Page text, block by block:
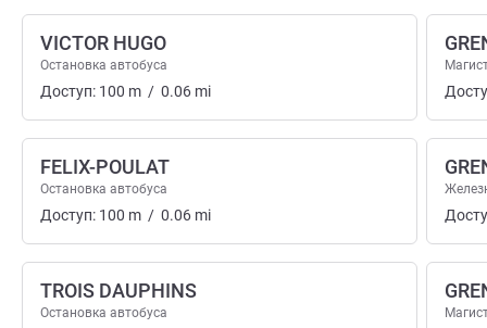
VICTOR HUGO
Остановка автобуса
Доступ: 100 m / 0.06 mi
FELIX-POULAT
Остановка автобуса
Доступ: 100 m / 0.06 mi
TROIS DAUPHINS
Остановка автобуса